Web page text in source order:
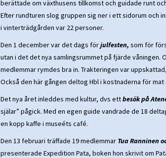
berättade om växthusens tillkomst och guidade runt
Efter rundturen slog gruppen sig ner i ett sidorum och
i vinterträdgården var 22 personer.
Den 1 december var det dags förjulfesten, som för
utan i det det nya samlingsrummet på fjärde våningen.
medlemmar rymdes bra in. Trakteringen var
Också den här gången deltog Hbl i kostnaderna för mat
Det nya året inleddes med kultur, dvs ettbesök på
själar” pågick. Med en egen guide vandrade de 18
en kopp kaffe i museéts café.
Den 13 februari träffade 19 medlemmarTua Ranninen
presenterade Expedition Pata, boken hon skrivit om